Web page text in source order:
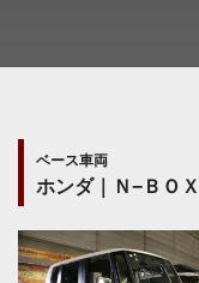
ベース車両
ホンダ｜Ｎ−ＢＯＸ